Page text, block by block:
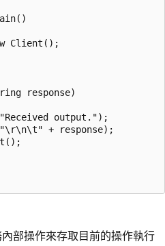
Client();
response)
output.");
+ response);
部操作來存取目前的操作執行